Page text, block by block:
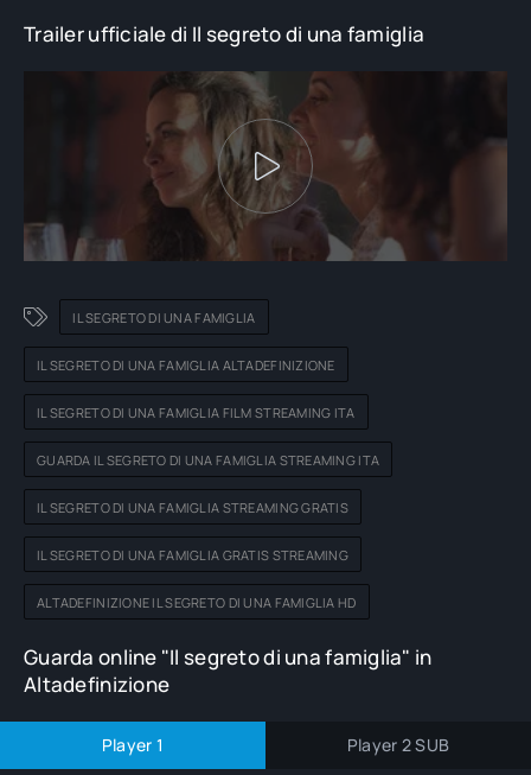
Trailer ufficiale di Il segreto di una famiglia
IL SEGRETO DI UNA FAMIGLIA
IL SEGRETO DI UNA FAMIGLIA ALTADEFINIZIONE
IL SEGRETO DI UNA FAMIGLIA FILM STREAMING ITA
GUARDA IL SEGRETO DI UNA FAMIGLIA STREAMING ITA
IL SEGRETO DI UNA FAMIGLIA STREAMING GRATIS
IL SEGRETO DI UNA FAMIGLIA GRATIS STREAMING
ALTADEFINIZIONE IL SEGRETO DI UNA FAMIGLIA HD
Guarda online "Il segreto di una famiglia" in
Altadefinizione
Player 1 Player 2 SUB